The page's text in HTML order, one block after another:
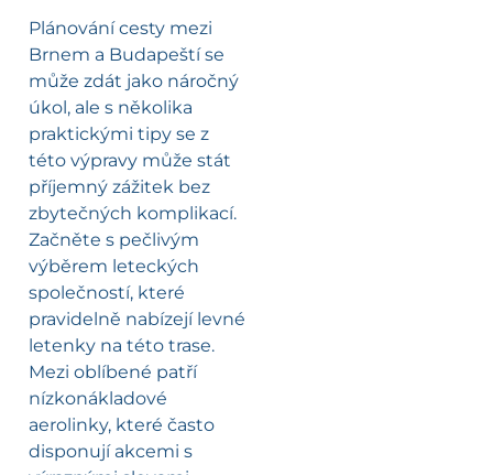
Plánování cesty mezi
Brnem a Budapeští se
může zdát jako náročný
úkol, ale s několika
praktickými tipy se z
této výpravy může stát
příjemný zážitek bez
zbytečných komplikací.
Začněte s pečlivým
výběrem leteckých
společností, které
pravidelně nabízejí levné
letenky na této trase.
Mezi oblíbené patří
nízkonákladové
aerolinky, které často
disponují akcemi s